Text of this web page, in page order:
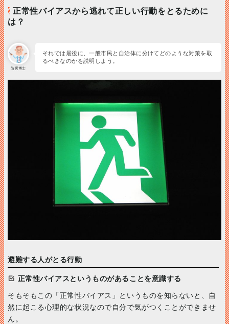
正常性バイアスから逃れて正しい行動をとるために
は？
防災博士
それでは最後に、一般市民と自治体に分けてどのような対策を取
るべきなのかを説明しよう。
避難する人がとる行動
正常性バイアスというものがあることを意識する
そもそもこの「正常性バイアス」というものを知らないと、自
然に起こる心理的な状況なので自分で気がつくことができませ
ん。